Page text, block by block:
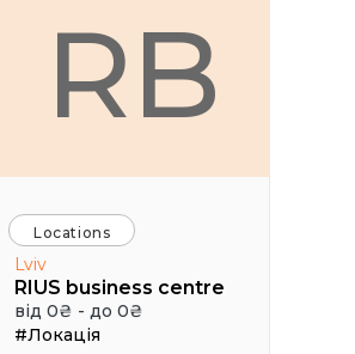
RB
Locations
Lviv
RIUS business centre
від 0₴ - до 0₴
#Локація